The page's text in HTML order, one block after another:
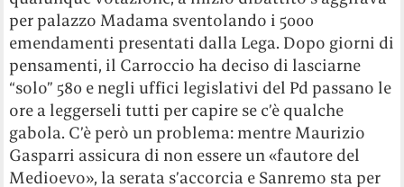
per palazzo Madama sventolando i 5000
emendamenti presentati dalla Lega. Dopo giorni di
pensamenti, il Carroccio ha deciso di lasciarne
“solo” 580 e negli uffici legislativi del Pd passano le
ore a leggerseli tutti per capire se c’è qualche
gabola. C’è però un problema: mentre Maurizio
Gasparri assicura di non essere un «fautore del
Medioevo», la serata s’accorcia e Sanremo sta per